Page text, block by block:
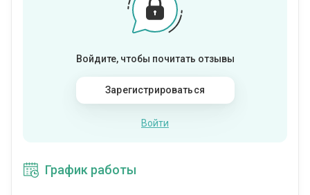
Войдите, чтобы почитать отзывы
Зарегистрироваться
Войти
График работы